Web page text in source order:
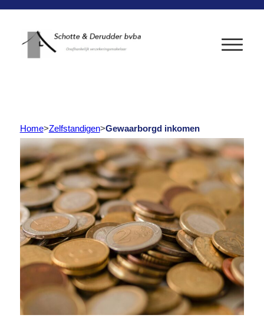
Home>Zelfstandigen>Gewaarborgd inkomen